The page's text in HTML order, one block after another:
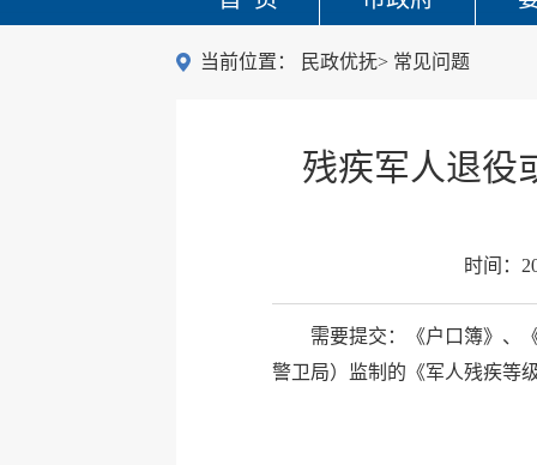
当前位置： 民政优抚> 常见问题
残疾军人退役
时间：
需要提交：《户口簿》、
警卫局）监制的《军人残疾等